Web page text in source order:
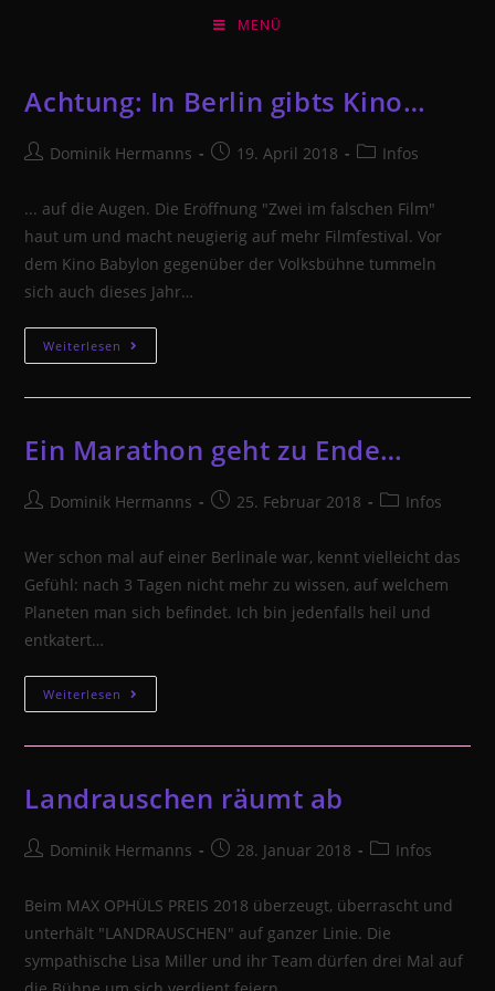
MENÜ
Achtung: In Berlin gibts Kino…
Beitrags-
Dominik Hermanns
Beitrag19. April 2018
Beitrags-
Infos
... auf die Augen. Die Eröffnung "Zwei im falschen Film"
haut um und macht neugierig auf mehr Filmfestival. Vor
dem Kino Babylon gegenüber der Volksbühne tummeln
sich auch dieses Jahr…
Weiterlesen
In
Berlin
Kino…
Ein Marathon geht zu Ende…
Beitrags-
Dominik Hermanns
Beitrag25. Februar 2018
Beitrags-
Infos
Wer schon mal auf einer Berlinale war, kennt vielleicht das
Gefühl: nach 3 Tagen nicht mehr zu wissen, auf welchem
Planeten man sich befindet. Ich bin jedenfalls heil und
entkatert…
Weiterlesen
Marathon
geht
Ende…
Landrauschen räumt ab
Beitrags-
Dominik Hermanns
Beitrag28. Januar 2018
Beitrags-
Infos
Beim MAX OPHÜLS PREIS 2018 überzeugt, überrascht und
unterhält "LANDRAUSCHEN" auf ganzer Linie. Die
sympathische Lisa Miller und ihr Team dürfen drei Mal auf